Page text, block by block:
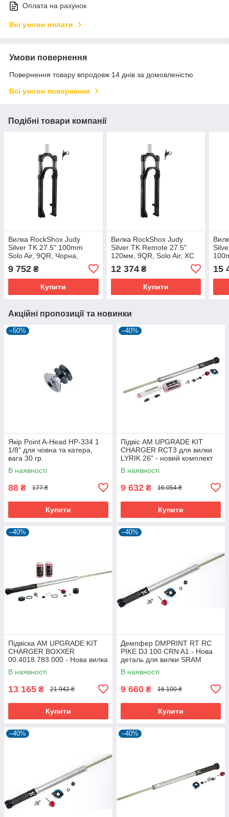
Оплата на рахунок
Всі умови оплати
Умови повернення
Повернення товару впродовж 14 днів за домовленістю
Всі умови повернення
Подібні товари компанії
Вилка RockShox Judy
Silver TK 27.5" 100mm
Solo Air, 9QR, Чорна,
PopLoc Remote для MTB
9 752 ₴
Купити
Вилка RockShox Judy
Silver TK Remote 27.5"
120мм, 9QR, Solo Air, XC
12 374₴
Купити
Nut,
15
Акційні пропозиції та новинки
–50%
Якір Point A-Head HP-334 1
1/8" для човна та катера,
вага 30 гр.
В наявності
88 ₴ 177 ₴
Купити
–40%
Підвіс AM UPGRADE KIT
CHARGER RCT3 для вилки
LYRIK 26" - новий комплект
для апгрейду
В наявності
9 632 ₴ 16 054 ₴
Купити
–40%
Підвіска AM UPGRADE KIT
CHARGER BOXXER
00.4018.783.000 - Нова вилка
для веломеханіків
В наявності
13 165 ₴ 21 942 ₴
Купити
–40%
Демпфер DMPRINT RT RC
PIKE DJ 100 CRN A1 - Нова
деталь для вилки SRAM
В наявності
9 660 ₴ 16 100 ₴
Купити
–40% –40%